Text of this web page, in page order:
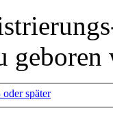
geboren
später